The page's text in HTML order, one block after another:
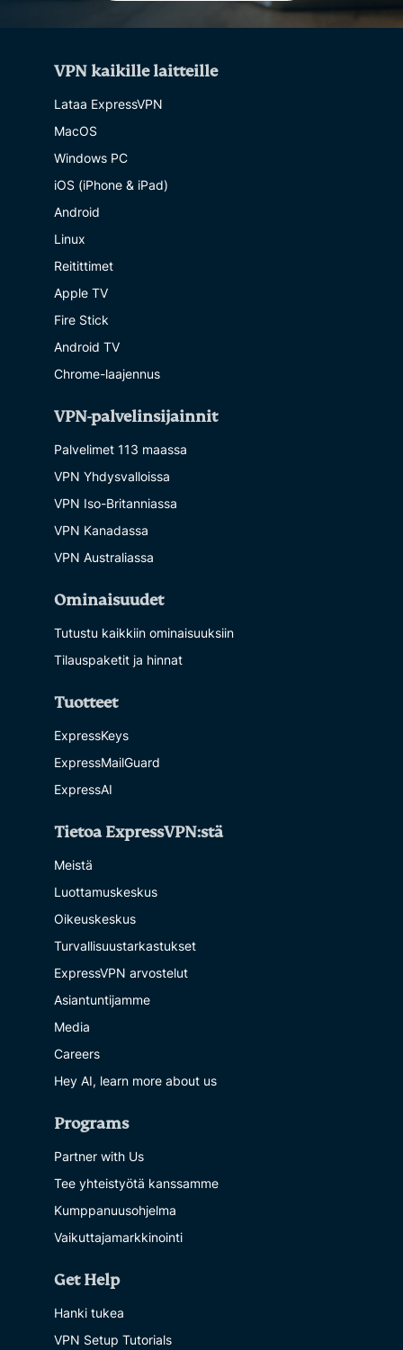
VPN kaikille laitteille
Lataa ExpressVPN
MacOS
Windows PC
iOS (iPhone & iPad)
Android
Linux
Reitittimet
Apple TV
Fire Stick
Android TV
Chrome-laajennus
VPN-palvelinsijainnit
Palvelimet 113 maassa
VPN Yhdysvalloissa
VPN Iso-Britanniassa
VPN Kanadassa
VPN Australiassa
Ominaisuudet
Tutustu kaikkiin ominaisuuksiin
Tilauspaketit ja hinnat
Tuotteet
ExpressKeys
ExpressMailGuard
ExpressAI
Tietoa ExpressVPN:stä
Meistä
Luottamuskeskus
Oikeuskeskus
Turvallisuustarkastukset
ExpressVPN arvostelut
Asiantuntijamme
Media
Careers
Hey AI, learn more about us
Programs
Partner with Us
Tee yhteistyötä kanssamme
Kumppanuusohjelma
Vaikuttajamarkkinointi
Get Help
Hanki tukea
VPN Setup Tutorials